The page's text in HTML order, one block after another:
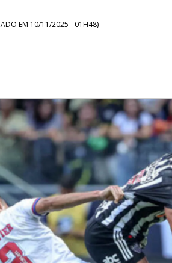
EM 10/11/2025 - 01H48)